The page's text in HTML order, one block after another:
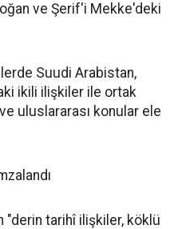
ve Şerif'i Mekke'deki
Suudi Arabistan,
ikili ilişkiler ile ortak
uluslararası konular ele
"derin tarihî ilişkiler, köklü